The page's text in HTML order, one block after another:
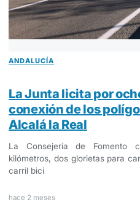
ANDALUCÍA
La Junta licita por
conexión de los
Alcalá la Real
La Consejería de Fomento
kilómetros, dos glorietas para
carril bici
hace 2 meses